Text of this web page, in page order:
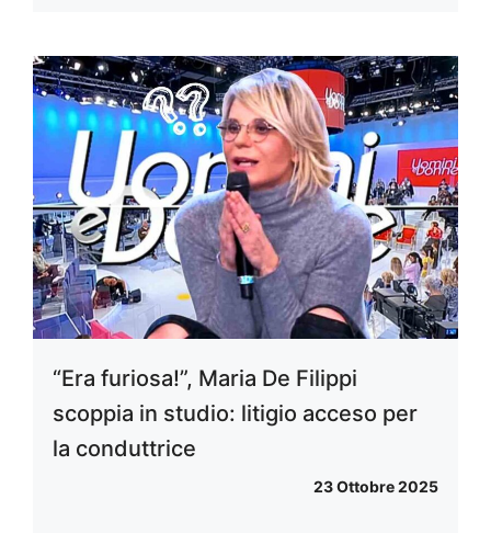
“Era furiosa!”, Maria De Filippi
scoppia in studio: litigio acceso per
la conduttrice
23 Ottobre 2025